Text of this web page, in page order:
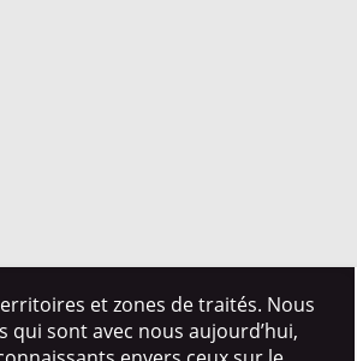
et zones de traités. Nous
sont avec nous aujourd’hui,